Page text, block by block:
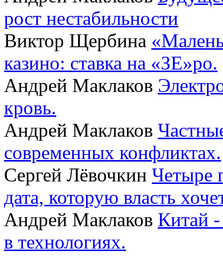
рост нестабильности
Виктор Щербина
казино: ставка на «ЗЕ»ро.
Андрей Маклаков
кровь.
Андрей Маклаков
современных конфликтах.
Сергей Лёвочкин Четыре
дата, которую власть
Андрей Маклаков Китай
в технологиях.